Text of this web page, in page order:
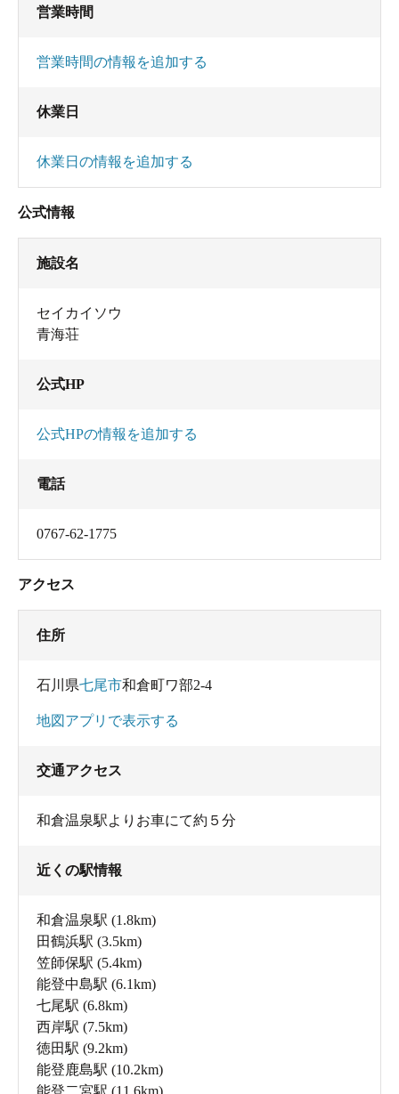
営業時間
営業時間の情報を追加する
休業日
休業日の情報を追加する
公式情報
施設名
セイカイソウ
青海荘
公式HP
公式HPの情報を追加する
電話
0767-62-1775
アクセス
住所
石川県七尾市和倉町ワ部2-4
地図アプリで表示する
交通アクセス
和倉温泉駅よりお車にて約５分
近くの駅情報
和倉温泉駅 (1.8km)
田鶴浜駅 (3.5km)
笠師保駅 (5.4km)
能登中島駅 (6.1km)
七尾駅 (6.8km)
西岸駅 (7.5km)
徳田駅 (9.2km)
能登鹿島駅 (10.2km)